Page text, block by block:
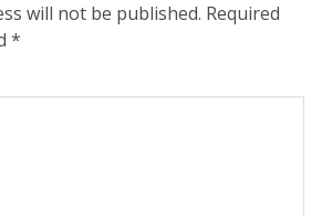
will not be published. Required
*